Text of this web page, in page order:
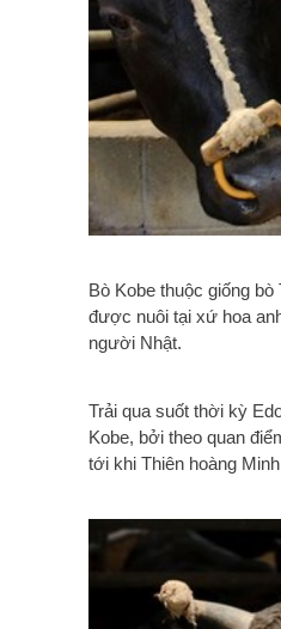
Bò Kobe thuộc giống
được nuôi tại xứ hoa
người Nhật.
Trải qua suốt thời kỳ
Kobe, bởi theo quan
tới khi Thiên hoàng